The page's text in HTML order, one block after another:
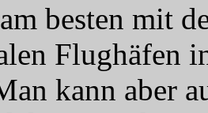
besten mit
Flughäfen
kann aber